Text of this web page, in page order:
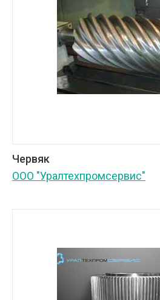
Червяк
ООО "Уралтехпромсервис"